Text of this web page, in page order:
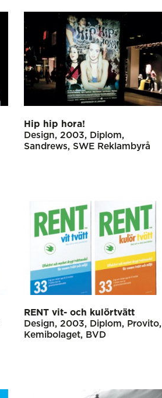
Hip hip hora!
Design
2003
Diplom
Sandrews
SWE Reklambyrå
RENT vit- och kulörtvätt
Design
2003 Diplom
Provito,
Kemibolaget
BVD